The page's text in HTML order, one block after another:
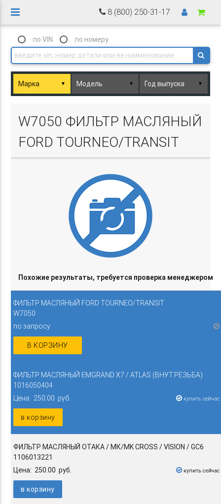
8 (800) 250-31-17
по VIN по номеру
▼ ▼ ▼
W7050 ФИЛЬТР МАСЛЯНЫЙ
FORD TOURNEO/TRANSIT
ФИЛЬТР МАСЛЯНЫЙ FORD TOURNEO/TRANSIT
W7050
по запросу
В КОРЗИНУ
Похожие результаты, требуется проверка менеджером
ФИЛЬТР МАСЛЯНЫЙ EMGRAND X7 / ATLAS (ВНУТ.РЕЗЬБА)
1016050404
Цена: 250.00 руб.
купить сейчас
в корзину
ФИЛЬТР МАСЛЯНЫЙ ОТАКА / МК/MK CROSS / VISION / GC6
1106013221
Цена: 250.00 руб.
купить сейчас
в корзину